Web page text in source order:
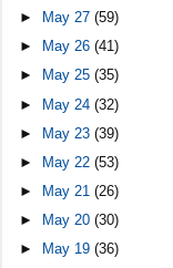
►
May 27(59)
►
May 26(41)
►
May 25(35)
► May 24(32)
► May 23(39)
►
May 22(53)
►
May 21(26)
►
May 20(30)
►
May 19(36)